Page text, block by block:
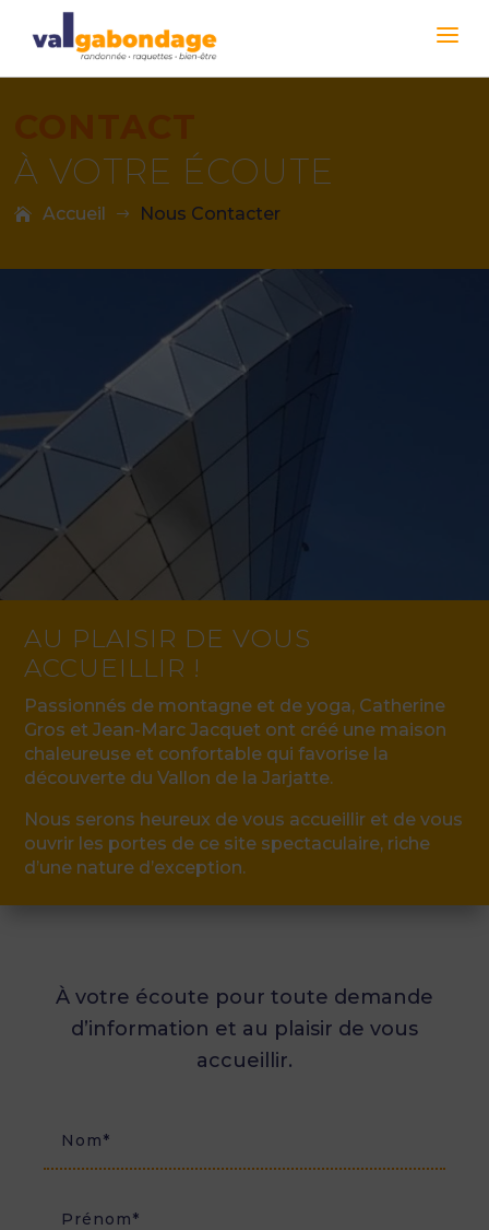
À VOTRE ÉCOUTE
Accueil $ Nous Contacter
AU PLAISIR DE VOUS
ACCUEILLIR !
Passionnés de montagne et de yoga, Catherine
Gros et Jean-Marc Jacquet ont créé une maison
chaleureuse et confortable qui favorise la
découverte du Vallon de la Jarjatte.
Nous serons heureux de vous accueillir et de vous
ouvrir les portes de ce site spectaculaire, riche
d’une nature d’exception.
À votre écoute pour toute demande
d’information et au plaisir de vous
accueillir.